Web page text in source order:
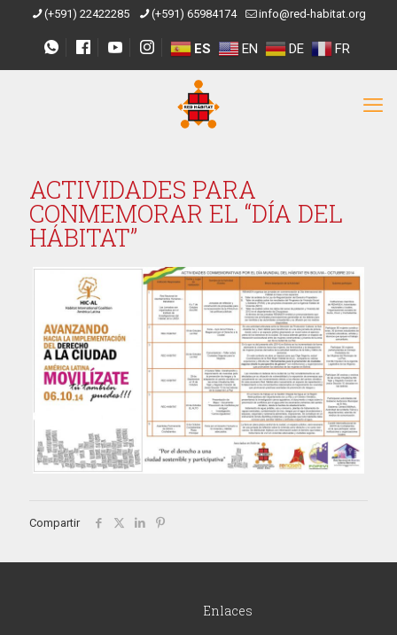
(+591) 22422285 (+591) 65984174 info@red-habitat.org
ES EN DE FR
ACTIVIDADES PARA
CONMEMORAR EL “DÍA DEL
HÁBITAT”
Compartir
Enlaces